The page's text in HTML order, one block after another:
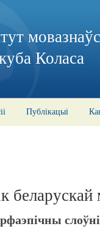
Коласа
Публікацыі